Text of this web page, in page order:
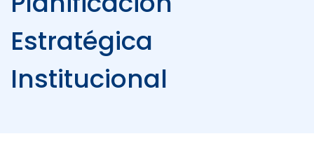
Estratégica
Institucional